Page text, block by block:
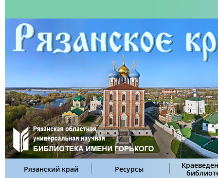
Рязанский край Ресурсы